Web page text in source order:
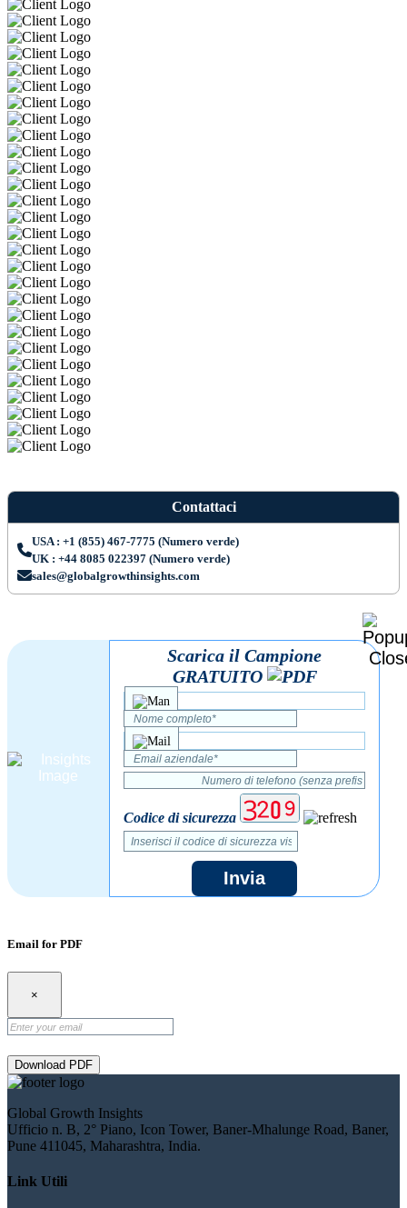
Contattaci
USA : +1 (855) 467-7775 (Numero verde)
UK : +44 8085 022397 (Numero verde)
sales@globalgrowthinsights.com
Scarica il Campione
GRATUITO
Codice di sicurezza
Invia
Email for PDF
×
Download PDF
Global Growth Insights
Ufficio n. B, 2° Piano, Icon Tower, Baner-Mhalunge Road, Baner,
Pune 411045, Maharashtra, India.
Link Utili